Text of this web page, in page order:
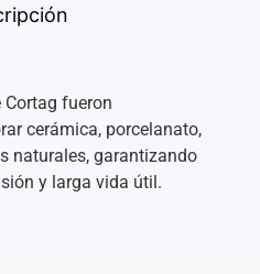
fueron
cerámica, porcelanato,
naturales, garantizando
y larga vida útil.